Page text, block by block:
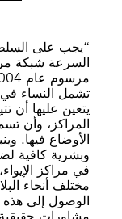
“يجب على
السرعة شبكة
تشمل النساء في
يتعين عليها أن
المراكز، وأن
الأوضاع فيها.
وبشرية كافية
في مراكز
مختلف أنحاء
الوصول إلى